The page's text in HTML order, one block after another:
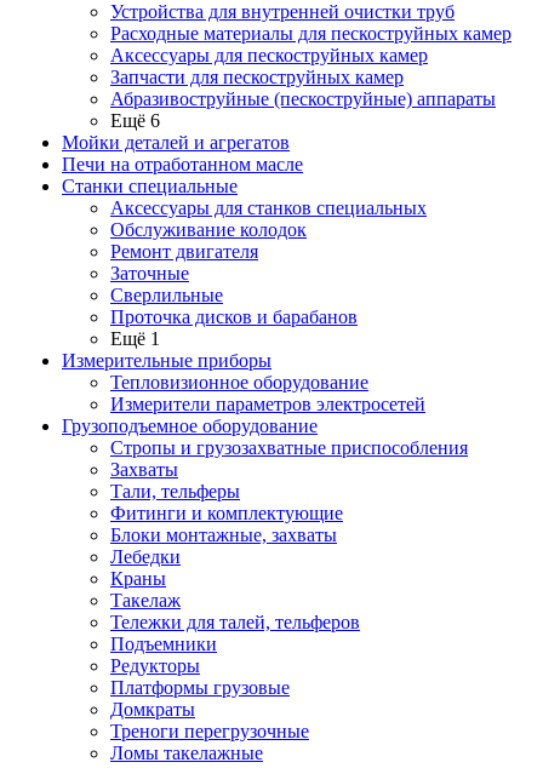
Устройства для внутренней очистки труб
Расходные материалы для пескоструйных камер
Аксессуары для пескоструйных камер
Запчасти для пескоструйных камер
Абразивоструйные (пескоструйные) аппараты
Ещё 6
Мойки деталей и агрегатов
Печи на отработанном масле
Станки специальные
Аксессуары для станков специальных
Обслуживание колодок
Ремонт двигателя
Заточные
Сверлильные
Проточка дисков и барабанов
Ещё 1
Измерительные приборы
Тепловизионное оборудование
Измерители параметров электросетей
Грузоподъемное оборудование
Стропы и грузозахватные приспособления
Захваты
Тали, тельферы
Фитинги и комплектующие
Блоки монтажные, захваты
Лебедки
Краны
Такелаж
Тележки для талей, тельферов
Подъемники
Редукторы
Платформы грузовые
Домкраты
Треноги перегрузочные
Ломы такелажные